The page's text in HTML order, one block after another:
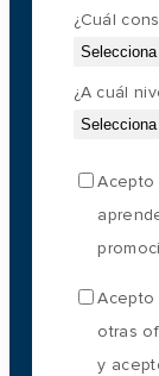
¿Cuál
¿A cuál
Acepto
Acepto
otras
y